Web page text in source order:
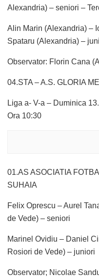
Alexandria) – seniori –
Alin Marin (Alexandria) –
Spataru (Alexandria) –
Observator: Florin Cana
04.STA – A.S. GLORIA
Liga a- V-a – Duminica
Ora 10:30
01.AS ASOCIATIA
SUHAIA
Felix Oprescu – Aurel
de Vede) – seniori
Marinel Ovidiu – Daniel
Rosiori de Vede) – juniori
Observator; Nicolae